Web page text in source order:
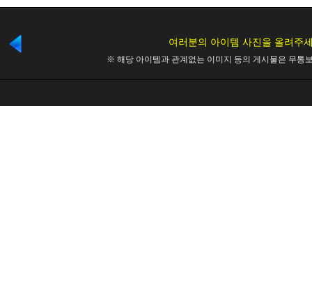
여러분의 아이템 사진을 올려주
※ 해당 아이템과 관계없는 이미지 등의 게시물은 무통